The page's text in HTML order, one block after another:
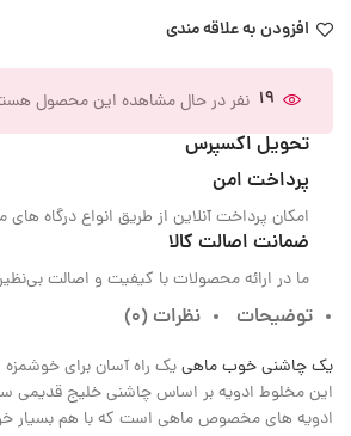
افزودن به علاقه مندی
19 نفر در حال مشاهده این محصول
تحویل اکسپرس
پرداخت امن
امکان پرداخت آنلاین از طریق انواع درگاه های
ضمانت اصالت کالا
ما در ارائه محصولات با کیفیت و اصالت
توضیحات نظرات (0)
یک چاشنی خوب ماهییک راه آسان برای
این مخلوط ادویه بر اساس چاشنی خلیج قدیمی
ادویه های مخصوص ماهی است که با هم بسیار